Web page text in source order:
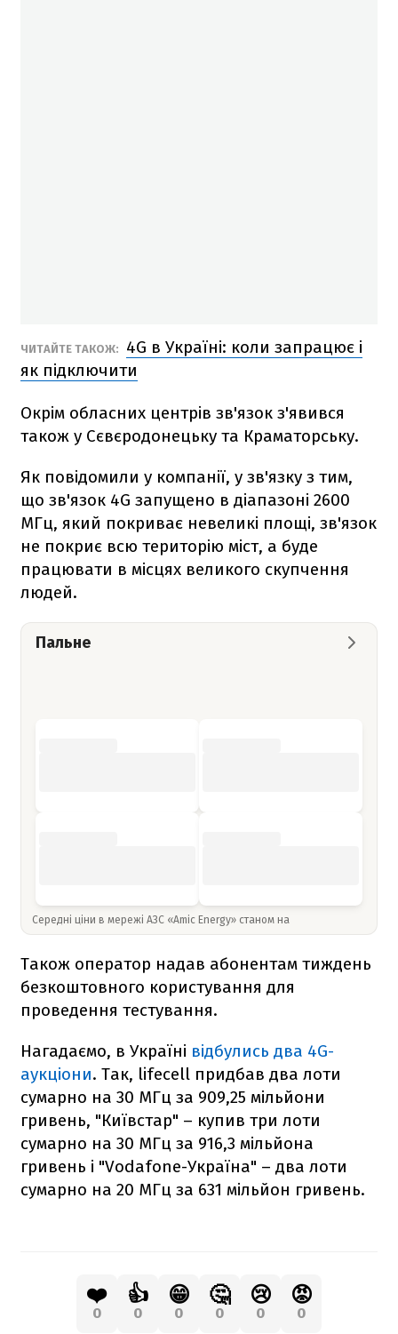
ЧИТАЙТЕ ТАКОЖ:
4G в Україні: коли запрацює і
як підключити
Окрім обласних центрів зв'язок з'явився
також у Сєвєродонецьку та Краматорську.
Як повідомили у компанії, у зв'язку з тим,
що зв'язок 4G запущено в діапазоні 2600
МГц, який покриває невеликі площі, зв'язок
не покриє всю територію міст, а буде
працювати в місцях великого скупчення
людей.
Пальне
Середні ціни в мережі АЗС «Amic Energy» станом на
Також оператор надав абонентам тиждень
безкоштовного користування для
проведення тестування.
Нагадаємо, в Україні відбулись два 4G-
аукціони. Так, lifecell придбав два лоти
сумарно на 30 МГц за 909,25 мільйони
гривень, "Київстар" – купив три лоти
сумарно на 30 МГц за 916,3 мільйона
гривень і "Vodafone-Україна" – два лоти
сумарно на 20 МГц за 631 мільйон гривень.
❤️
0
👍
0
😁
0
🤔
0
😢
0
😡
0